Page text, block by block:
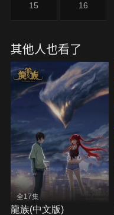
15 16
其他人也看了
全17集
龍族(中文版)